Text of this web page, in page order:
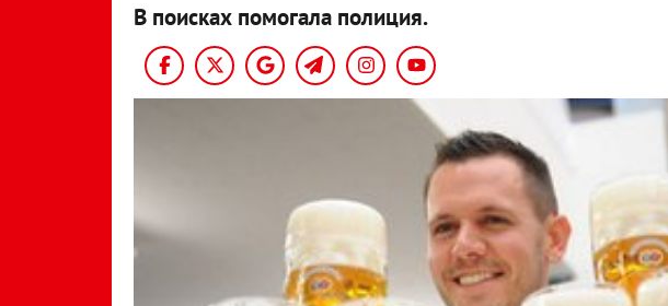
В поисках помогала полиция.